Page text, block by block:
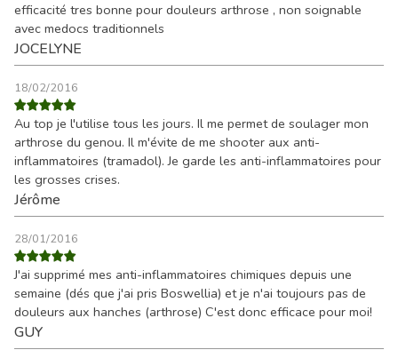
efficacité tres bonne pour douleurs arthrose , non soignable
avec medocs traditionnels
JOCELYNE
18/02/2016
Au top je l'utilise tous les jours. Il me permet de soulager mon
arthrose du genou. Il m'évite de me shooter aux anti-
inflammatoires (tramadol). Je garde les anti-inflammatoires pour
les grosses crises.
Jérôme
28/01/2016
J'ai supprimé mes anti-inflammatoires chimiques depuis une
semaine (dés que j'ai pris Boswellia) et je n'ai toujours pas de
douleurs aux hanches (arthrose) C'est donc efficace pour moi!
GUY